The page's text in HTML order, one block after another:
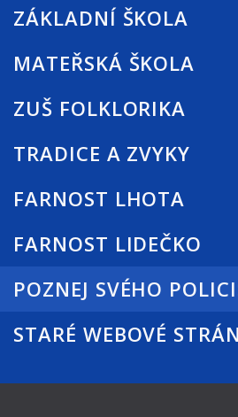
ZÁKLADNÍ ŠKOLA
MATEŘSKÁ ŠKOLA
ZUŠ FOLKLORIKA
TRADICE A ZVYKY
FARNOST LHOTA
FARNOST LIDEČKO
POZNEJ SVÉHO
STARÉ WEBOVÉ